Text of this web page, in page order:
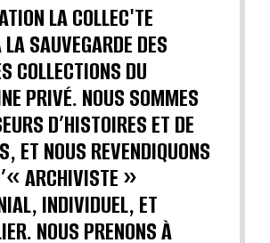
LA COLLEC'TE
SAUVEGARDE DES
COLLECTIONS DU
PRIVÉ. NOUS SOMMES
D’HISTOIRES ET DE
ET NOUS REVENDIQUONS
ARCHIVISTE »
INDIVIDUEL, ET
NOUS PRENONS À